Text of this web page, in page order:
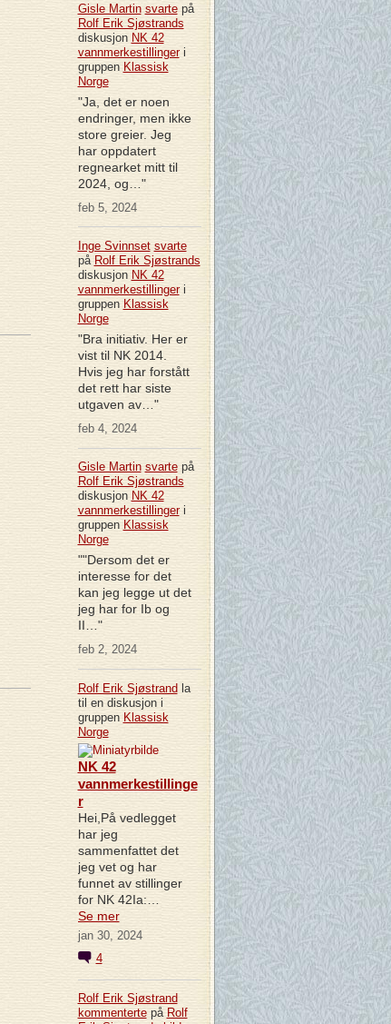
Gisle Martin svartepå
Rolf Erik Sjøstrands
diskusjon NK 42
vannmerkestillingeri
gruppen Klassisk
Norge
"Ja, det er noen
endringer, men ikke
store greier. Jeg
har oppdatert
regnearket mitt til
2024, og…"
feb 5, 2024
Inge Svinnset svarte
på Rolf Erik Sjøstrands
diskusjon NK 42
vannmerkestillingeri
gruppen Klassisk
Norge
"Bra initiativ. Her er
vist til NK 2014.
Hvis jeg har forstått
det rett har siste
utgaven av…"
feb 4, 2024
Gisle Martin svartepå
Rolf Erik Sjøstrands
diskusjon NK 42
vannmerkestillingeri
gruppen Klassisk
Norge
""Dersom det er
interesse for det
kan jeg legge ut det
jeg har for Ib og
II…"
feb 2, 2024
Rolf Erik Sjøstrand la
til en diskusjon i
gruppen Klassisk
Norge
NK 42
vannmerkestillinge
r
Hei,På vedlegget
har jeg
sammenfattet det
jeg vet og har
funnet av stillinger
for NK 42Ia:…
Se mer
jan 30, 2024
4
Rolf Erik Sjøstrand
kommentertepå Rolf